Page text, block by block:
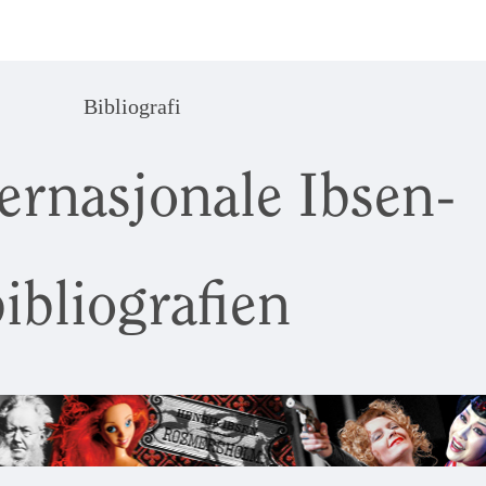
Bibliografi
Ibsen-